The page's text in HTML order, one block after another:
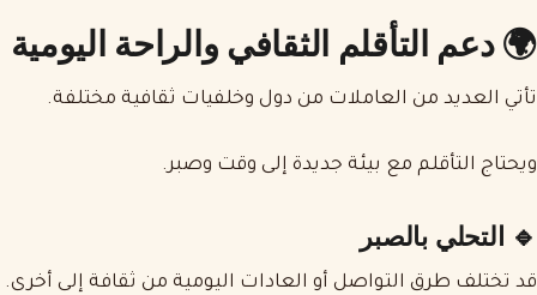
🌍 دعم التأقلم الثقافي والراحة اليومية
تأتي العديد من العاملات من دول وخلفيات ثقافية مختلفة.
ويحتاج التأقلم مع بيئة جديدة إلى وقت وصبر.
🔹 التحلي بالصبر
قد تختلف طرق التواصل أو العادات اليومية من ثقافة إلى أخرى.